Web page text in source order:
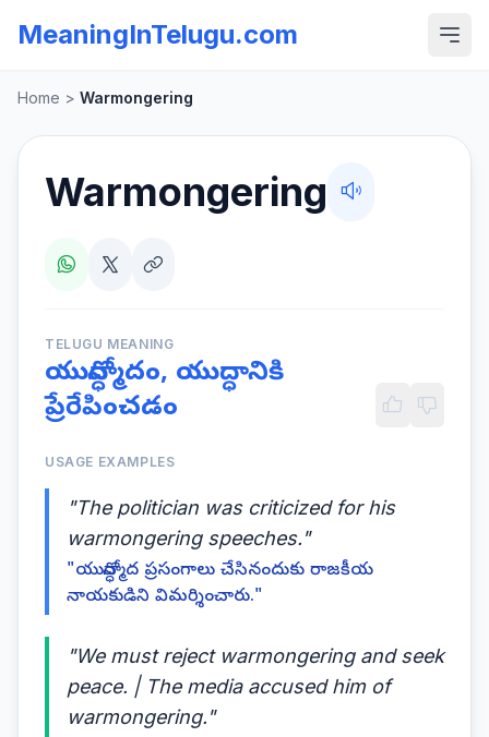
MeaningInTelugu.com
Home > Warmongering
Warmongering
TELUGU MEANING
యుద్ధోన్మాదం, యుద్ధానికి
ప్రేరేపించడం
USAGE EXAMPLES
"The politician was criticized for his
warmongering speeches."
"యుద్ధోన్మాద ప్రసంగాలు చేసినందుకు రాజకీయ
నాయకుడిని విమర్శించారు."
"We must reject warmongering and seek
peace. | The media accused him of
warmongering."